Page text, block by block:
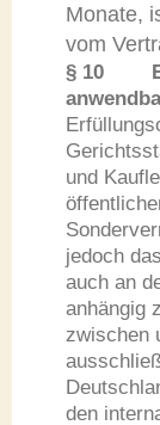
Monate,
vom
§ 10
und
jedoch
auch an
anhängig
zwischen
den